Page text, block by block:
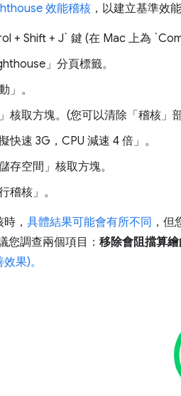
效能稽核 ，以建立基準效能
+ Shift + J` 鍵 (在 Mac 上為
」 分頁標籤。
」 。
核取方塊。(您可以清除「稽核」
快速 3G，CPU 減速 4 倍」 。
存空間」 核取方塊。
稽核」 。
， 具體結果可能會有所不同 ，
您調查兩個項目： 移除會阻擋算
果)。